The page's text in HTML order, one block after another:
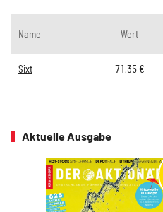
Name Wert
Sixt 71,35€
Aktuelle Ausgabe